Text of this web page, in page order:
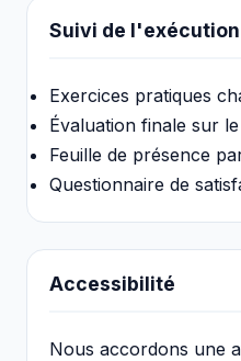
Suivi de
Exercices pratiques
Évaluation finale sur
Feuille de présence
Questionnaire de
Accessibilité
Nous accordons une